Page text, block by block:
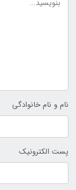
نام و نام خانوادگی
پست الکترونیک